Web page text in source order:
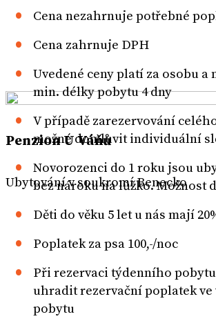
Penzion U Váňů
Ubytování v soukromí Benecko
Cena nezahrnuje potřebné
Cena zahrnuje DPH
Uvedené ceny platí za osobu a
min. délky pobytu 4 dny
V případě zarezervování
možné domluvit individuální
Novorozenci do 1 roku jsou
bez nároku na lůžko. Možnost
Děti do věku 5 let u nás mají
Poplatek za psa 100,-/noc
Při rezervaci týdenního
uhradit rezervační poplatek ve
pobytu